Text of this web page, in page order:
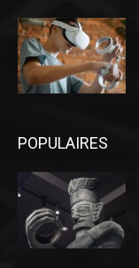
POPULAIRES